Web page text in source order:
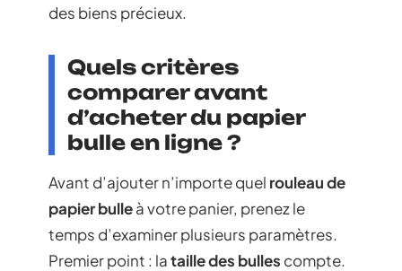
des biens précieux.
Quels critères
comparer avant
d’acheter du papier
bulle en ligne ?
Avant d’ajouter n’importe quel rouleau de
papier bulleà votre panier, prenez le
temps d’examiner plusieurs paramètres.
Premier point : lataille des bulles compte.